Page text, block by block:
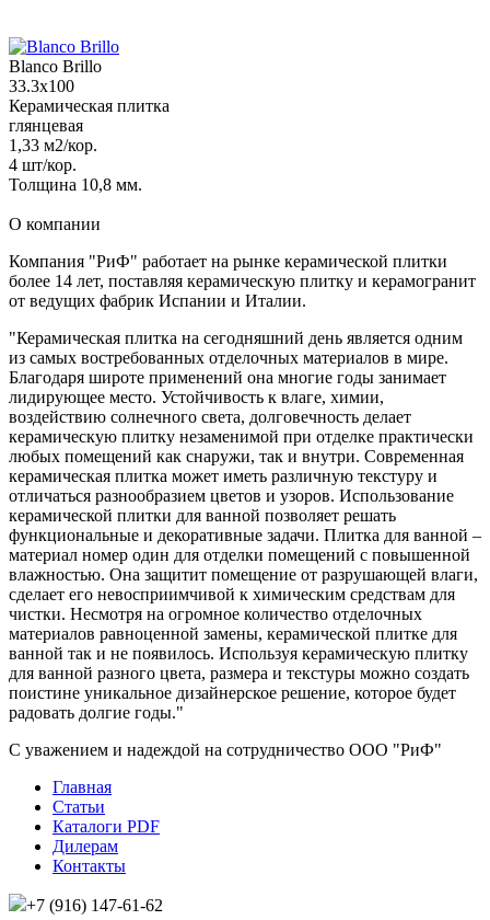
Blanco Brillo
33.3x100
Керамическая плитка
глянцевая
1,33 м2/кор.
4 шт/кор.
Толщина 10,8 мм.
О компании
Компания "РиФ" работает на рынке керамической плитки
более 14 лет, поставляя керамическую плитку и керамогранит
от ведущих фабрик Испании и Италии.
"Керамическая плитка на сегодняшний день является одним
из самых востребованных отделочных материалов в мире.
Благодаря широте применений она многие годы занимает
лидирующее место. Устойчивость к влаге, химии,
воздействию солнечного света, долговечность делает
керамическую плитку незаменимой при отделке практически
любых помещений как снаружи, так и внутри. Современная
керамическая плитка может иметь различную текстуру и
отличаться разнообразием цветов и узоров. Использование
керамической плитки для ванной позволяет решать
функциональные и декоративные задачи. Плитка для ванной –
материал номер один для отделки помещений с повышенной
влажностью. Она защитит помещение от разрушающей влаги,
сделает его невосприимчивой к химическим средствам для
чистки. Несмотря на огромное количество отделочных
материалов равноценной замены, керамической плитке для
ванной так и не появилось. Используя керамическую плитку
для ванной разного цвета, размера и текстуры можно создать
поистине уникальное дизайнерское решение, которое будет
радовать долгие годы."
С уважением и надеждой на сотрудничество ООО "РиФ"
Главная
Статьи
Каталоги PDF
Дилерам
Контакты
+7 (916) 147-61-62